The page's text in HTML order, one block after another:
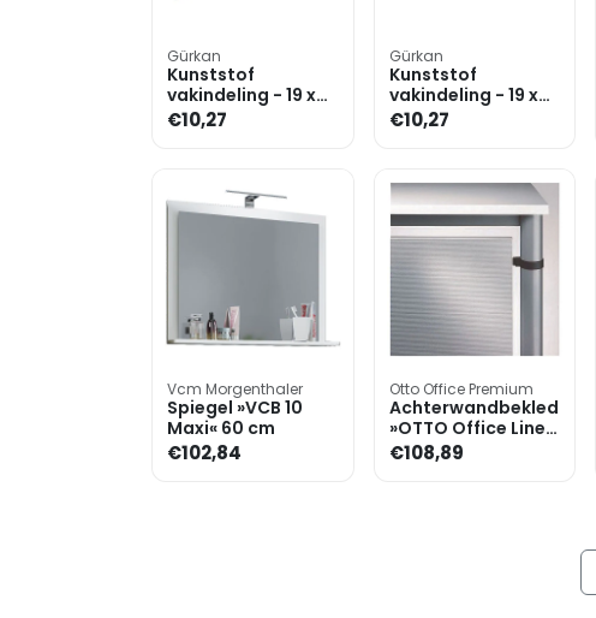
Gürkan
Kunststof
vakindeling - 19 x
30 cm
€10,27
Gürkan
Kunststof
vakindeling - 19 x
40 cm
€10,27
Vcm Morgenthaler
Spiegel »VCB 10
Maxi« 60 cm
€102,84
Otto Office Premium
Achterwandbekleding
»OTTO Office Line
I« 160 cm
€108,89